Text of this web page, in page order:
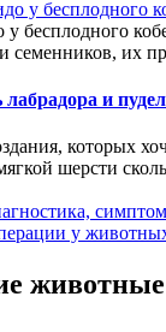
бесплодного
семенников, их
лабрадора и
которых
шерсти
у